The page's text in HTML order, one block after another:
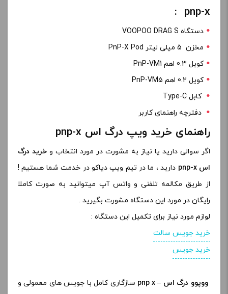
pnp-x :
دستگاه VOOPOO DRAG S
مخزن 5 میلی لیتر PnP-X Pod
کویل 0.3 اهم PnP-VM1
کویل 0.2 اهم PnP-VM5
کابل Type-C
دفترچه راهنمای کاربر
راهنمای خرید ویپ درگ اس pnp-x
اگر سوالی دارید یا نیاز به مشورت در مورد انتخاب و خرید درگ
اس pnp-x
دارید ، ما در تیم ویپ دیاکو در خدمت شما هستیم !
از طریق مکالمه تلفنی و واتس آپ میتوانید به صورت کاملا
رایگان در مورد این دستگاه مشورت بگیرید .
لوازم مورد نیاز برای تکمیل این دستگاه :
خرید جویس سالت
خرید جویس
ووپوو درگ اس – pnp x
سازگاری کامل با جویس های معمولی و